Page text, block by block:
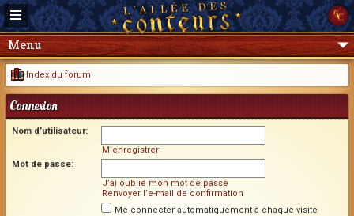
Menu
Index du forum
Connexion
Nom d’utilisateur:
M’enregistrer
Mot de passe:
J’ai oublié mon mot de passe
Renvoyer l’e-mail de confirmation
Me connecter automatiquement à chaque visite